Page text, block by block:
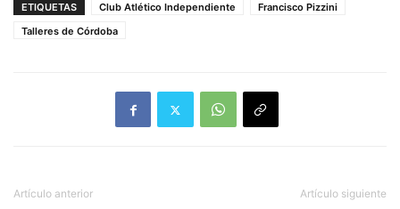
ETIQUETAS Club Atlético Independiente
Francisco Pizzini
Talleres de Córdoba
Artículo anterior Artículo siguiente